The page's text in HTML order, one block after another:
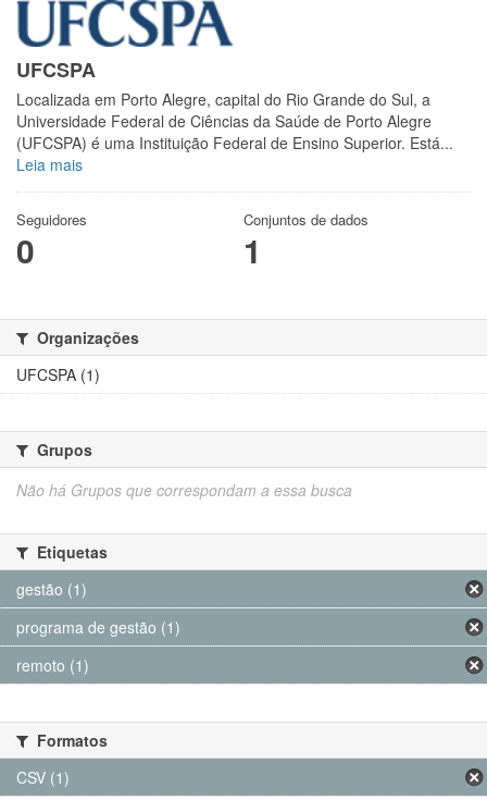
UFCSPA
Localizada em Porto Alegre, capital do Rio Grande do Sul, a
Universidade Federal de Ciências da Saúde de Porto Alegre
(UFCSPA) é uma Instituição Federal de Ensino Superior. Está...
Leia mais
Seguidores
0
Conjuntos de dados
1
Organizações
UFCSPA (1)
Grupos
Não há Grupos que correspondam a essa busca
Etiquetas
gestão (1)
programa de gestão (1)
remoto (1)
Formatos
CSV (1)